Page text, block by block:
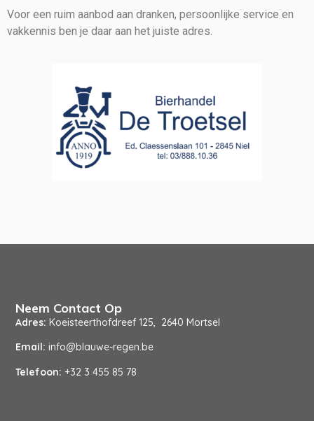
Voor een ruim aanbod aan dranken, persoonlijke service en
vakkennis ben je daar aan het juiste adres.
Neem Contact Op
Adres: Koeisteerthofdreef 125, 2640 Mortsel
Email:info@blauwe-regen.be
Telefoon:+32 3 455 85 78